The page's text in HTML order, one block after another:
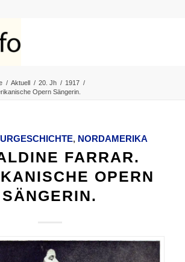
/ Aktuell / 20. Jh / 1917 /
Opern Sängerin.
, NORDAMERIKA
FARRAR.
OPERN
SÄNGERIN.